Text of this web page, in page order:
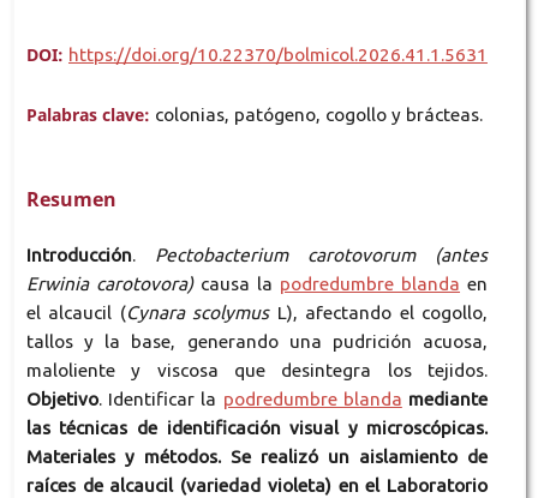
DOI: https://doi.org/10.22370/bolmicol.2026.41.1.5631
Palabras clave: colonias, patógeno, cogollo y brácteas.
Resumen
Introducción. Pectobacterium carotovorum(antes
Erwinia carotovora) causa la podredumbre blanda en
el alcaucil (Cynara scolymusL), afectando el cogollo,
tallos y la base, generando una pudrición acuosa,
maloliente y viscosa que desintegra los tejidos.
Objetivo. Identificar la podredumbre blanda mediante
las técnicas de identificación visual y microscópicas.
Materiales y métodos. Se realizó un aislamiento de
raíces de alcaucil (variedad violeta) en el Laboratorio